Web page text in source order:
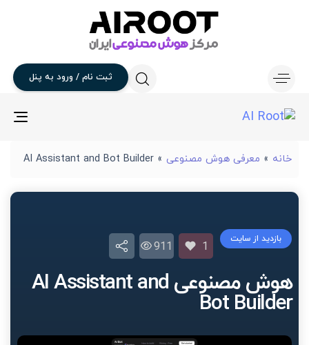
ثبت نام / ورود به پنل
خانه » معرفی هوش مصنوعی »
AI Assistant and Bot Builder
هوش مصنوعی AI Assistant and
Bot Builder
بازدید از سایت
1
911